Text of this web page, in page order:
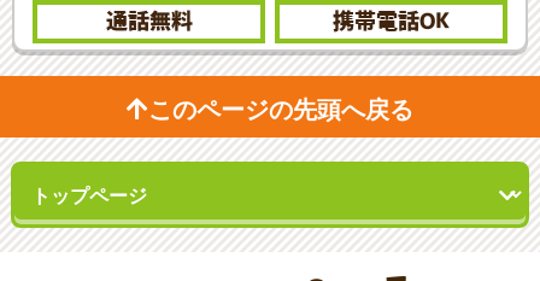
通話無料 携帯電話OK
このページの先頭へ戻る